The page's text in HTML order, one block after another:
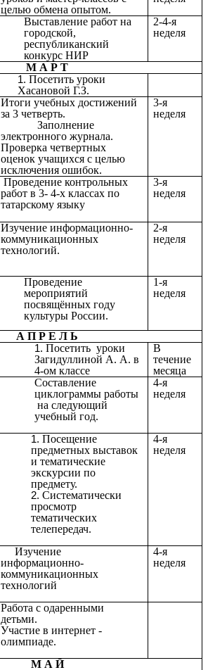
целью обмена опытом.
Выставление работ на
городской,
республиканский
конкурс НИР
2-4-я
неделя
М А Р Т
Посетить уроки
Хасановой Г.З.
Итоги учебных достижений
за 3 четверть.
Заполнение
электронного журнала.
Проверка четвертных
оценок учащихся с целью
исключения ошибок.
3-я
неделя
Проведение контрольных
работ в 3- 4-х классах по
татарскому языку
3-я
неделя
Изучение информационно-
коммуникационных
технологий.
2-я
неделя
Проведение
мероприятий
посвящённых году
культуры России.
1-я
неделя
А П Р Е Л Ь
Посетить уроки
Загидуллиной А. А. в
4-ом классе
В
течение
месяца
Составление
циклограммы работы
на следующий
учебный год.
4-я
неделя
Посещение
предметных выставок
и тематические
экскурсии по
предмету.
Систематически
просмотр
тематических
телепередач.
4-я
неделя
Изучение
информационно-
коммуникационных
технологий
4-я
неделя
Работа с одаренными
детьми.
Участие в интернет -
олимпиаде.
М А Й